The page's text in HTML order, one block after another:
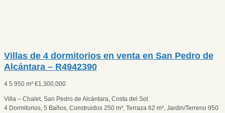
Villas de 4 dormitorios en venta en San Pedro de
Alcántara – R4942390
4 5 950 m² €1,300,000
Villa – Chalet, San Pedro de Alcántara, Costa del Sol.
4 Dormitorios, 5 Baños, Construidos 250 m², Terraza 62 m², Jardin/Terreno 950